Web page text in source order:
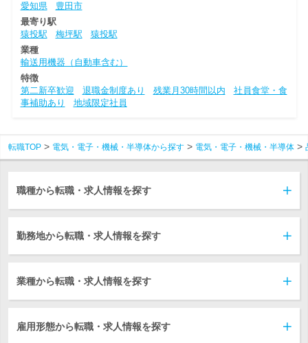
愛知県
豊田市
最寄り駅
猿投駅
梅坪駅
猿投駅
業種
輸送用機器（自動車含む）
特徴
第二新卒歓迎
退職金制度あり 残業月30時間以内
社員食堂・食
事補助あり
地域限定社員
転職TOP 電気・電子・機械・半導体から探す 電気・電子・機械・半導体
職種から転職・求人情報を探す
勤務地から転職・求人情報を探す
業種から転職・求人情報を探す
雇用形態から転職・求人情報を探す